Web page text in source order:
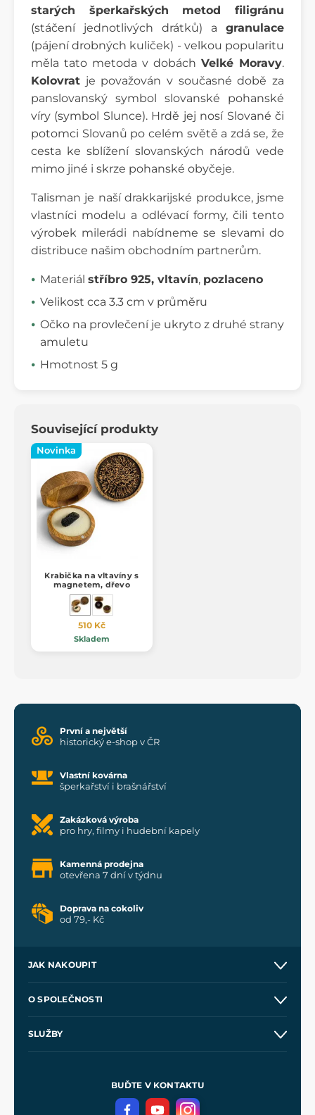
starých šperkařských metod filigránu
(stáčení jednotlivých drátků) a granulace
(pájení drobných kuliček) - velkou popularitu
měla tato metoda v dobách Velké Moravy.
Kolovrat je považován v současné době za
panslovanský symbol slovanské pohanské
víry (symbol Slunce). Hrdě jej nosí Slované či
potomci Slovanů po celém světě a zdá se, že
cesta ke sblížení slovanských národů vede
mimo jiné i skrze pohanské obyčeje.
Talisman je naší drakkarijské produkce, jsme
vlastníci modelu a odlévací formy, čili tento
výrobek milerádi nabídneme se slevami do
distribuce našim obchodním partnerům.
Materiál stříbro 925, vltavín, pozlaceno
Velikost cca 3.3 cm v průměru
Očko na provlečení je ukryto z druhé strany
amuletu
Hmotnost 5 g
Související produkty
Novinka
Krabička na vltavíny s
magnetem, dřevo
510 Kč
Skladem
První a největší
historický e-shop v ČR
Vlastní kovárna
šperkařství i brašnářství
Zakázková výroba
pro hry, filmy i hudební kapely
Kamenná prodejna
otevřena 7 dní v týdnu
Doprava na cokoliv
od 79,- Kč
JAK NAKOUPIT
Velkoobchod
O SPOLEČNOSTI
SLUŽBY
Meče pro Kingdom Come
BUĎTE V KONTAKTU